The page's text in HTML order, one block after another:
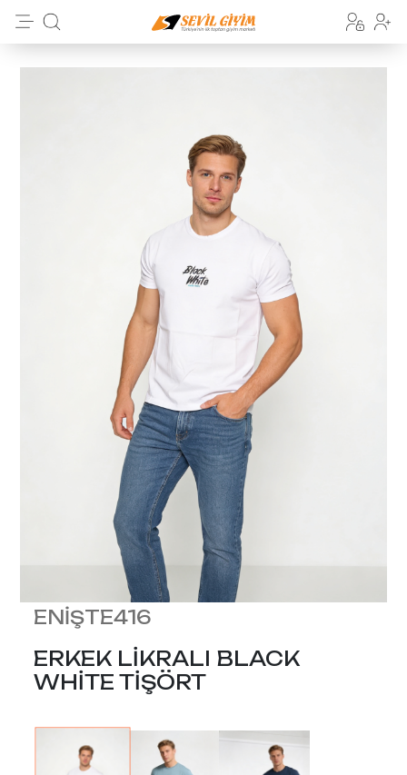
ENİŞTE416
ERKEK LİKRALI BLACK
WHİTE TİŞÖRT